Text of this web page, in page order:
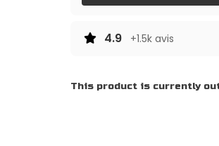
4.9 +1.5k avis
This product is currently